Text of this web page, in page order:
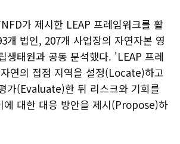
가 제시한 LEAP 프레임워크를 활
개 법인, 207개 사업장의 자연자본 영
생태원과 공동 분석했다. 'LEAP 프레
연의 접점 지역을 설정(Locate)하고
가(Evaluate)한 뒤 리스크와 기회를
에 대한 대응 방안을 제시(Propose)하